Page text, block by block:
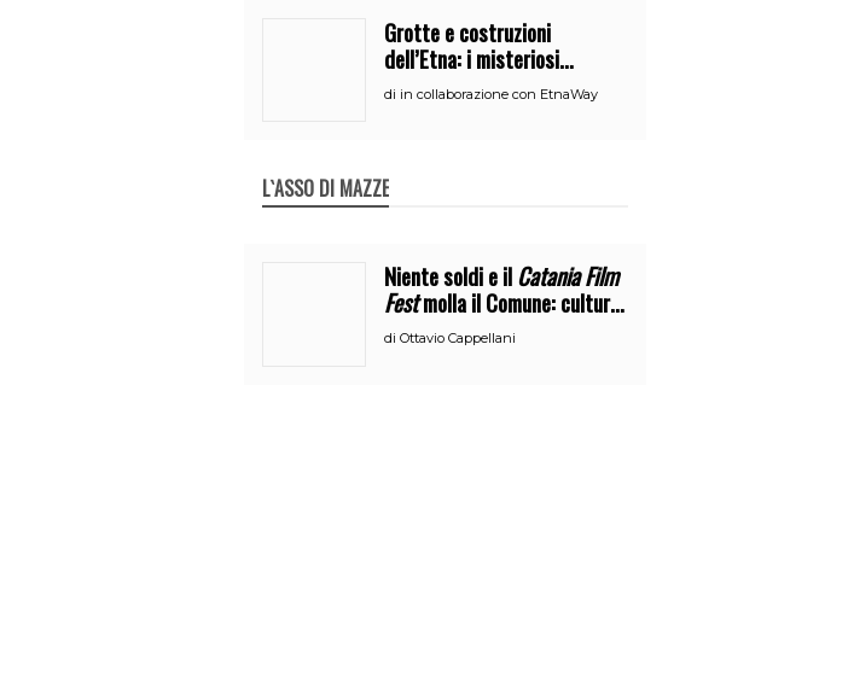
Grotte e costruzioni
dell’Etna: i misteriosi
nascondigli del vulcano
di in collaborazione con EtnaWay
L`ASSO DI MAZZE
Niente soldi e ilCatania Film
Festmolla il Comune: cultura
o broru di ciciri?
di Ottavio Cappellani